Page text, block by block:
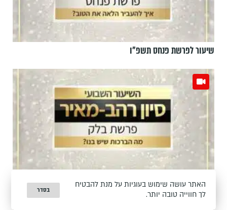
שיעור לפרשת פנחס תשפ"ו
האתר עושה שימוש בעוגיות על מנת להבטיח
לך חווייה טובה יותר.
בסדר